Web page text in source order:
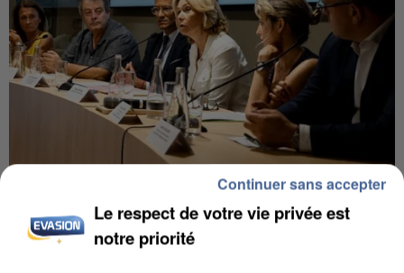
INCENDIES : L’ÎLE-DE-FRANCE LANCE UN ÉLAN
DE SOLIDARITÉ AVEC LES...
Le respect de votre vie privée est
notre priorité
Continuer sans accepter